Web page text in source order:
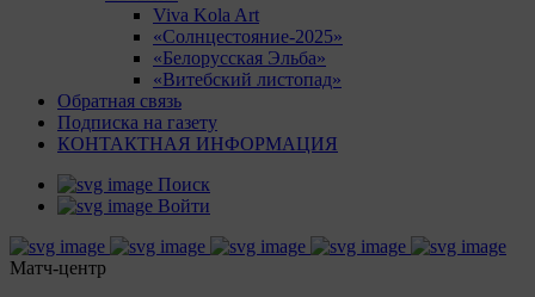
Viva Kola Art
«Солнцестояние-2025»
«Белорусская Эльба»
«Витебский листопад»
Обратная связь
Подписка на газету
КОНТАКТНАЯ ИНФОРМАЦИЯ
Поиск
Войти
Матч-центр